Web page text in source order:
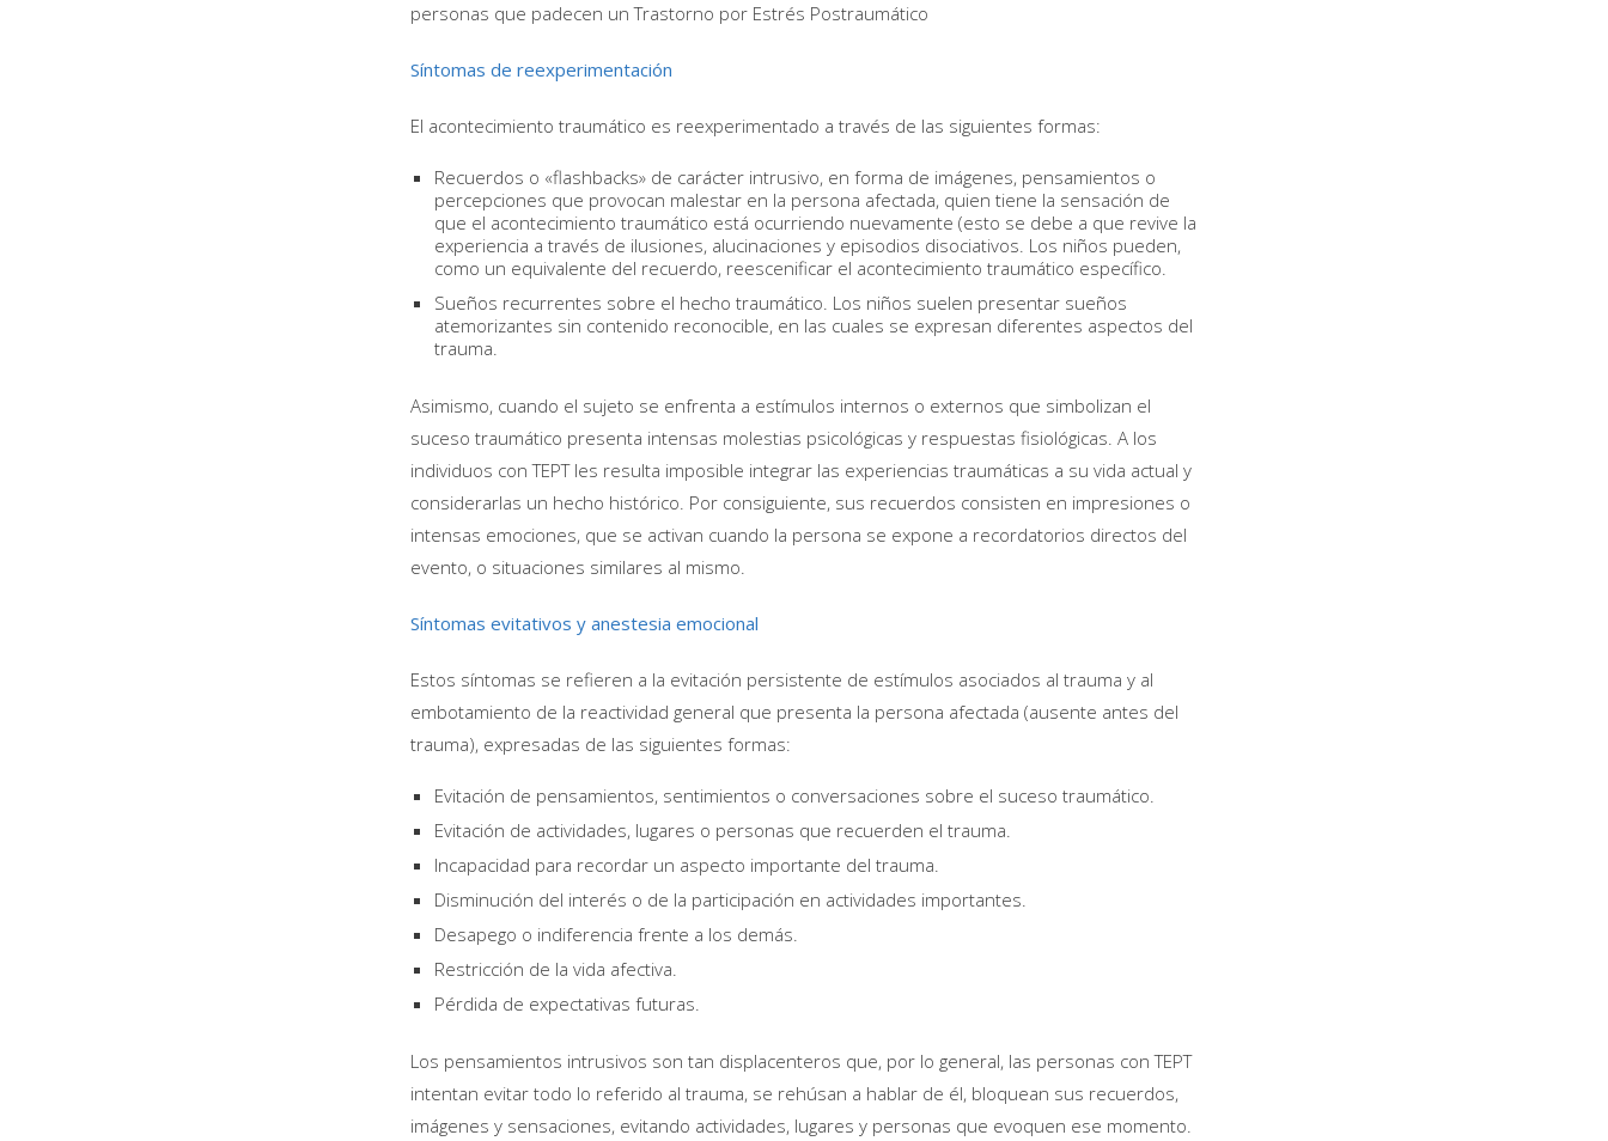
personas que padecen un Trastorno por Estrés Postraumático
Síntomas de reexperimentación
El acontecimiento traumático es reexperimentado a través de las siguientes formas:
Recuerdos o «flashbacks» de carácter intrusivo, en forma de imágenes, pensamientos o
percepciones que provocan malestar en la persona afectada, quien tiene la sensación de
que el acontecimiento traumático está ocurriendo nuevamente (esto se debe a que revive la
experiencia a través de ilusiones, alucinaciones y episodios disociativos. Los niños pueden,
como un equivalente del recuerdo, reescenificar el acontecimiento traumático específico.
Sueños recurrentes sobre el hecho traumático. Los niños suelen presentar sueños
atemorizantes sin contenido reconocible, en las cuales se expresan diferentes aspectos del
trauma.
Asimismo, cuando el sujeto se enfrenta a estímulos internos o externos que simbolizan el
suceso traumático presenta intensas molestias psicológicas y respuestas fisiológicas. A los
individuos con TEPT les resulta imposible integrar las experiencias traumáticas a su vida actual y
considerarlas un hecho histórico. Por consiguiente, sus recuerdos consisten en impresiones o
intensas emociones, que se activan cuando la persona se expone a recordatorios directos del
evento, o situaciones similares al mismo.
Síntomas evitativos y anestesia emocional
Estos síntomas se refieren a la evitación persistente de estímulos asociados al trauma y al
embotamiento de la reactividad general que presenta la persona afectada (ausente antes del
trauma), expresadas de las siguientes formas:
Evitación de pensamientos, sentimientos o conversaciones sobre el suceso traumático.
Evitación de actividades, lugares o personas que recuerden el trauma.
Incapacidad para recordar un aspecto importante del trauma.
Disminución del interés o de la participación en actividades importantes.
Desapego o indiferencia frente a los demás.
Restricción de la vida afectiva.
Pérdida de expectativas futuras.
Los pensamientos intrusivos son tan displacenteros que, por lo general, las personas con TEPT
intentan evitar todo lo referido al trauma, se rehúsan a hablar de él, bloquean sus recuerdos,
imágenes y sensaciones, evitando actividades, lugares y personas que evoquen ese momento.